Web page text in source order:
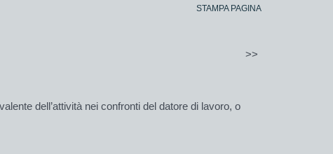
STAMPA PAGINA
>>
dell’attività nei confronti del datore di lavoro, o